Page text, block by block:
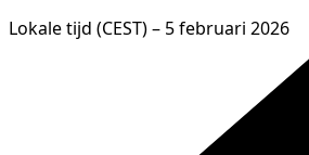
Lokale tijd (CEST) – 5 februari 2026